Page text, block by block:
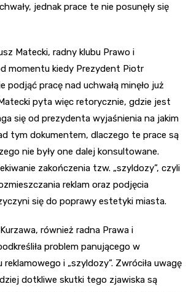
jednak prace te nie posunęły się
Matecki, radny klubu Prawo i
momentu kiedy Prezydent Piotr
podjąć pracę nad uchwałą minęło już
pyta więc retorycznie, gdzie jest
się od prezydenta wyjaśnienia na jakim
tym dokumentem, dlaczego te prace są
nie były one dalej konsultowane.
zakończenia tzw. „szyldozy”, czyli
reklam oraz podjęcia
się do poprawy estetyki miasta.
również radna Prawa i
problem panującego w
i „szyldozy”. Zwróciła uwagę
dotkliwe skutki tego zjawiska są